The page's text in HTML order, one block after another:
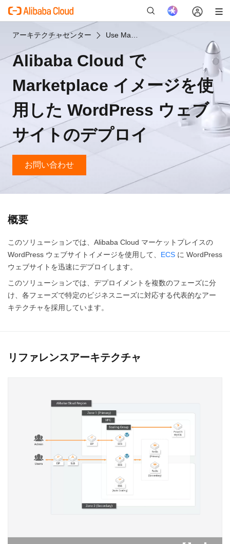
アーキテクチャセンター
Alibaba Cloud で
Marketplace イメージを使
用した WordPress ウェブ
サイトのデプロイ
お問い合わせ
概要
このソリューションでは、Alibaba Cloud マーケットプレイスの
WordPress ウェブサイトイメージを使用して、 ECS に WordPress
ウェブサイトを迅速にデプロイします。
このソリューションでは、デプロイメントを複数のフェーズに分
け、各フェーズで特定のビジネスニーズに対応する代表的なアー
キテクチャを採用しています。
リファレンスアーキテクチャ